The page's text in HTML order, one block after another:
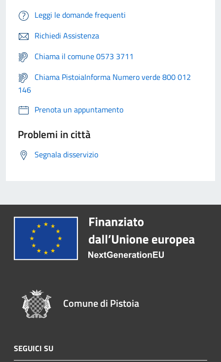
Leggi le domande frequenti
Richiedi Assistenza
Chiama il comune 0573 3711
Chiama PistoiaInforma Numero verde 800 012
146
Prenota un appuntamento
Problemi in città
Segnala disservizio
Comune di Pistoia
SEGUICI SU